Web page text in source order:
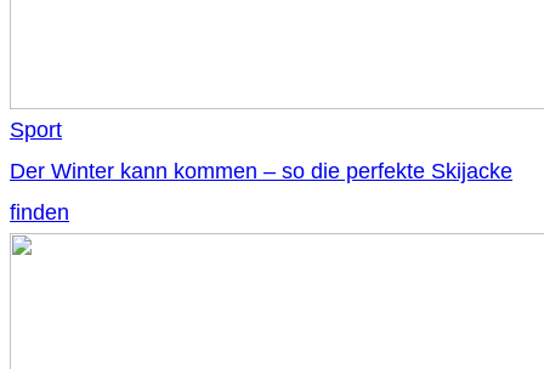
Sport
Der Winter kann kommen – so die perfekte Skijacke
finden